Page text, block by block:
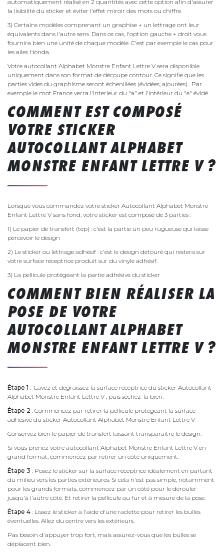
automatiquement réalisé en 2 quantités avec cette option afin d'assurer
la lisibilité du sticker et éviter l'effet miroir des mots ou chiffre.
3) Certains modèles comprenant un graphise + un lettrage ont leur
équivalents dans l'autre sens. Dans ce cas, l'option gauche + droit vous
fournira bien une unité de chaque modèle. C'est par exemple le cas pour
les ailes Honda.
Votre autocollant Alphabet Monstre Enfant Lettre V sera disponible
uniquement dans son format de découpe contour. Ce signifie que les
parties vides du graphisme seront échenillées (évidées, ajourées). Par
exemple le mot France verra l'interieur du "a" et l'intérieur du "e" évidé.
COMMENT EST COMPOSÉ
VOTRE STICKER
AUTOCOLLANT ALPHABET
MONSTRE ENFANT LETTRE V ?
Lorsque vous commandez votre sticker Autocollant Alphabet Monstre
Enfant Lettre V sans fond, votre sticker est composé de 3 parties :
1) Le papier de transfert (tep) : c'est la partie un peu rugueuse qui laisse
percevoir le design
2) Le sticker ou lettrage adhésif : c'est le design détouré qui restera sur
votre surface réceptrice produit sur du vinyle adhésif.
3) La pellicule protégeant la partie adhésive du sticker
COMMENT BIEN RÉALISER LA
POSE DE VOTRE
AUTOCOLLANT ALPHABET
MONSTRE ENFANT LETTRE V ?
Étape 1 : Lavez et dégraissez la surface réceptrice du sticker Autocollant
Alphabet Monstre Enfant Lettre V , puis séchez-la bien.
Étape 2 : Commencez par retirer la pellicule protégeant la surface
adhésive du sticker Autocollant Alphabet Monstre Enfant Lettre V
Conservez bien le papier de transfert laissant transparaître le design.
Si vous prenez votre autocollant Alphabet Monstre Enfant Lettre V en
grand format, commencez par retirer un côté uniquement.
Étape 3 : Posez le sticker sur la surface réceptrice idéalement en partant
du milieu vers les parties extérieures. Si cela n'est pas simple, notamment
pour les grands formats, commencez par un côté pour le dérouler
jusqu'à l'autre côté. Et retirer la pellicule au fur et à mesure de la pose.
Étape 4 : Lissez le sticker à l'aide d'une raclette pour retirer les bulles
éventuelles. Allez du centre vers les extérieurs.
Pas besoin d'appuyer trop fort, mais assurez-vous que les bulles se
déplacent bien.